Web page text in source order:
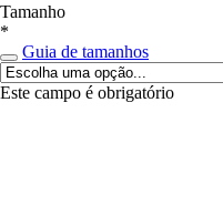
Tamanho
*
Guia de tamanhos
Este campo é obrigatório